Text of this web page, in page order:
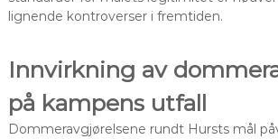
lignende kontroverser i fremtiden.
Innvirkning av
på kampens utfall
Dommeravgjørelsene rundt Hursts mål